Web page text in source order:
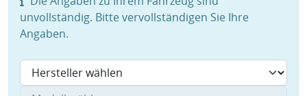
unvollständig. Bitte vervollständigen Sie Ihre
Angaben.